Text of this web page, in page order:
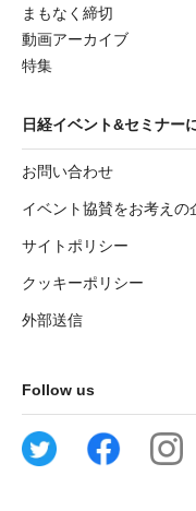
まもなく締切
動画アーカイブ
特集
日経イベント&セミナー
お問い合わせ
イベント協賛をお考えの
サイトポリシー
クッキーポリシー
外部送信
Follow us